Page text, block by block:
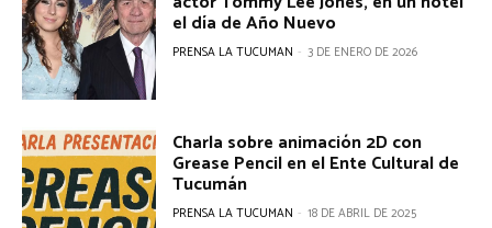
el día de Año Nuevo
PRENSA LA TUCUMAN - 3 DE ENERO DE 2026
Charla sobre animación 2D con
Grease Pencil en el Ente Cultural de
Tucumán
PRENSA LA TUCUMAN - 18 DE ABRIL DE 2025